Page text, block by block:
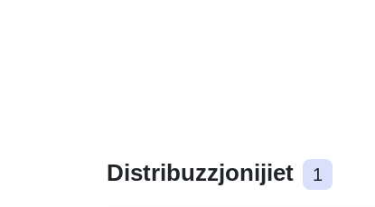
Distribuzzjonijiet 1